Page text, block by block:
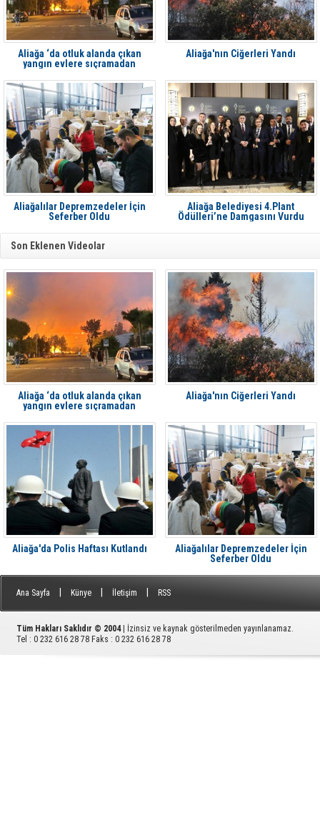
Aliağa ‘da otluk alanda çıkan
yangın evlere sıçramadan
Aliağa'nın Ciğerleri Yandı
Aliağalılar Depremzedeler İçin
Seferber Oldu
Aliağa Belediyesi 4.Plant
Ödülleri’ne Damgasını Vurdu
Son Eklenen Videolar
Aliağa ‘da otluk alanda çıkan
yangın evlere sıçramadan
Aliağa'nın Ciğerleri Yandı
Aliağa'da Polis Haftası Kutlandı
Aliağalılar Depremzedeler İçin
Seferber Oldu
Ana Sayfa Künye İletişim RSS
Tüm Hakları Saklıdır © 2004| İzinsiz ve kaynak gösterilmeden yayınlanamaz.
Tel : 0 232 616 28 78 Faks : 0 232 616 28 78